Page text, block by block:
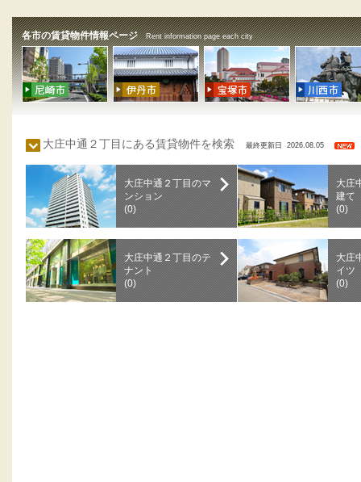
各市の賃貸物件情報ページ Rent information page each city
大庄中通２丁目にある賃貸物件を検索 最終更新日 2026.08.05
大庄中通２丁目のマ
ンション
(0)
大庄
建て
(0)
大庄中通２丁目のテ
ナント
(0)
大庄
イツ
(0)